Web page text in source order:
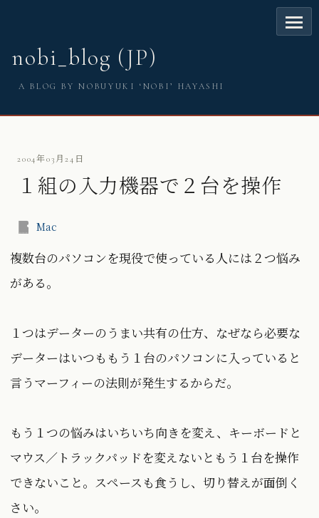
nobi_blog (JP)
A BLOG BY NOBUYUKI ‘NOBI’ HAYASHI
2004年03月24日
１組の入力機器で２台を操作
Mac
複数台のパソコンを現役で使っている人には２つ悩み
がある。
１つはデーターのうまい共有の仕方、なぜなら必要な
データーはいつももう１台のパソコンに入っていると
言うマーフィーの法則が発生するからだ。
もう１つの悩みはいちいち向きを変え、キーボードと
マウス／トラックパッドを変えないともう１台を操作
できないこと。スペースも食うし、切り替えが面倒く
さい。